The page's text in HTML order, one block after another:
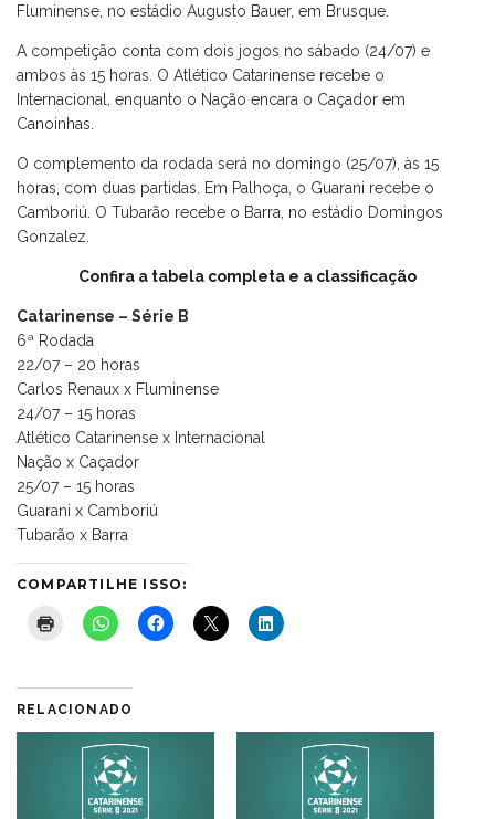
Fluminense, no estádio Augusto Bauer, em Brusque.
A competição conta com dois jogos no sábado (24/07) e
ambos às 15 horas. O Atlético Catarinense recebe o
Internacional, enquanto o Nação encara o Caçador em
Canoinhas.
O complemento da rodada será no domingo (25/07), às 15
horas, com duas partidas. Em Palhoça, o Guarani recebe o
Camboriú. O Tubarão recebe o Barra, no estádio Domingos
Gonzalez.
Confira a tabela completa e a classificação
Catarinense – Série B
6ª Rodada
22/07 – 20 horas
Carlos Renaux x Fluminense
24/07 – 15 horas
Atlético Catarinense x Internacional
Nação x Caçador
25/07 – 15 horas
Guarani x Camboriú
Tubarão x Barra
COMPARTILHE ISSO:
RELACIONADO